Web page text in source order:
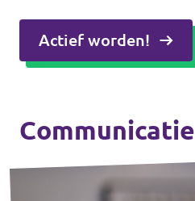
Actief worden!
Communicatie